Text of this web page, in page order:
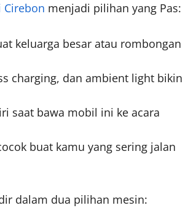
Cirebon menjadi pilihan yang Pas:
keluarga besar atau rombongan
charging, dan ambient light bikin
saat bawa mobil ini ke acara
buat kamu yang sering jalan
dalam dua pilihan mesin: